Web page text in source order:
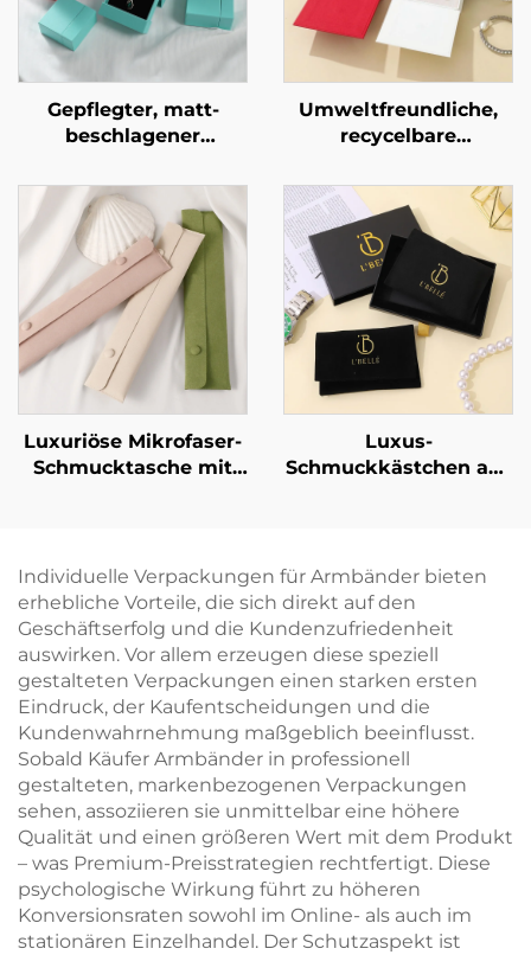
Gepflegter, matt-
beschlagener
Schubladentresor aus
geometrischem
Karton für eine
exklusive
Schmuckmarke –
avantgardistische
Identitätsverpackung
Umweltfreundliche,
recycelbare
Ohrring-Verpackung
mit kleiner
Mindestbestellmenge
(MOQ);
minimalistischer
Karton-
Schmuckkasten für
Geschenke,
Einzelhandelsfertig,
sofort versandbereit
Luxuriöse Mikrofaser-
Schmucktasche mit
Verpackungstasche
für Anhänger,
antioxidative
Aufbewahrungshülle
Luxus-
Schmuckkästchen aus
mit Bandgriff zur
Verpackung von
Halskette und Ring
Individuelle Verpackungen für Armbänder bieten
erhebliche Vorteile, die sich direkt auf den
Geschäftserfolg und die Kundenzufriedenheit
auswirken. Vor allem erzeugen diese speziell
gestalteten Verpackungen einen starken ersten
Eindruck, der Kaufentscheidungen und die
Kundenwahrnehmung maßgeblich beeinflusst.
Sobald Käufer Armbänder in professionell
gestalteten, markenbezogenen Verpackungen
sehen, assoziieren sie unmittelbar eine höhere
Qualität und einen größeren Wert mit dem Produkt
– was Premium-Preisstrategien rechtfertigt. Diese
psychologische Wirkung führt zu höheren
Konversionsraten sowohl im Online- als auch im
stationären Einzelhandel. Der Schutzaspekt ist